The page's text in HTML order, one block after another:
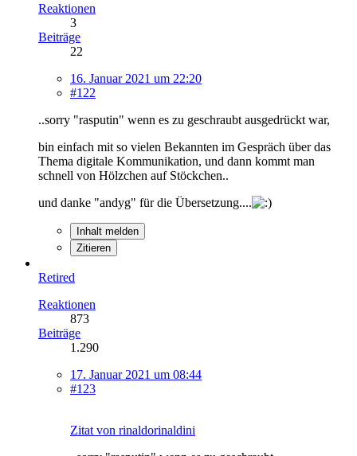
Reaktionen
3
Beiträge
22
16. Januar 2021 um 22:20
#122
..sorry "rasputin" wenn es zu geschraubt ausgedrückt war,
bin einfach mit so vielen Bekannten im Gespräch über das
Thema digitale Kommunikation, und dann kommt man
schnell von Hölzchen auf Stöckchen..
und danke "andyg" für die Übersetzung....
Inhalt melden
Zitieren
Retired
Reaktionen
873
Beiträge
1.290
17. Januar 2021 um 08:44
#123
Zitat von rinaldorinaldini